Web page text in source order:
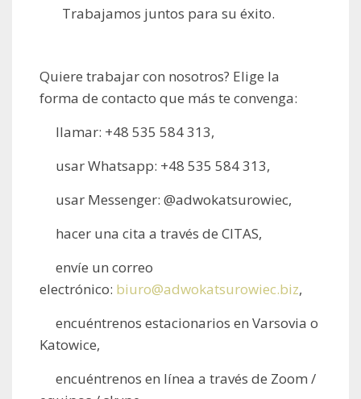
Trabajamos juntos para su éxito.
Quiere trabajar con nosotros? Elige la
forma de contacto que más te convenga:
llamar: +48 535 584 313,
usar Whatsapp: +48 535 584 313,
usar Messenger: @adwokatsurowiec,
hacer una cita a través de CITAS,
envíe un correo
electrónico: biuro@adwokatsurowiec.biz,
encuéntrenos estacionarios en Varsovia o
Katowice,
encuéntrenos en línea a través de Zoom /